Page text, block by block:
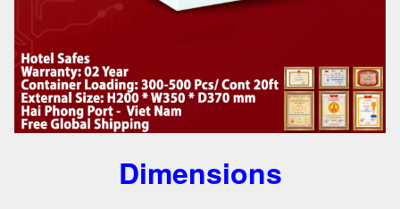
Dimensions